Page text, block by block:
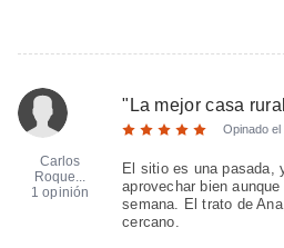
Carlos
Roque...
1 opinión
" La mejor casa
Opinado el
El sitio es una pasada,
aprovechar bien
semana. El trato de
cercano.